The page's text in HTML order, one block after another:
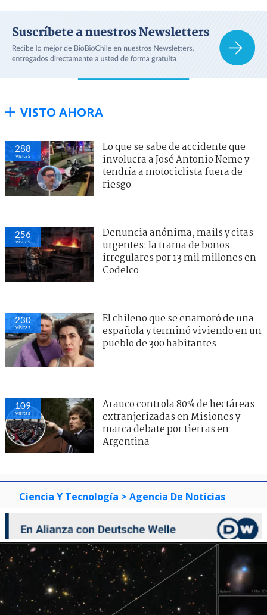
VISTO AHORA
288
visitas
Lo que se sabe de accidente que
involucra a José Antonio Neme y
tendría a motociclista fuera de
riesgo
256
visitas
Denuncia anónima, mails y citas
urgentes: la trama de bonos
irregulares por 13 mil millones en
Codelco
230
visitas
El chileno que se enamoró de una
española y terminó viviendo en un
pueblo de 300 habitantes
109
visitas
Arauco controla 80% de hectáreas
extranjerizadas en Misiones y
marca debate por tierras en
Argentina
Ciencia Y Tecnología > Agencia De Noticias